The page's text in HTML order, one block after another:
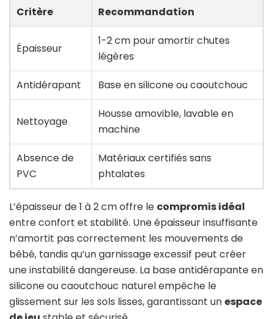
Critère Recommandation
Épaisseur
1-2 cm pour amortir chutes
légères
Antidérapant Base en silicone ou caoutchouc
Nettoyage
Housse amovible, lavable en
machine
Absence de
PVC
Matériaux certifiés sans
phtalates
L’épaisseur de 1 à 2 cm offre le compromis idéal
entre confort et stabilité. Une épaisseur insuffisante
n’amortit pas correctement les mouvements de
bébé, tandis qu’un garnissage excessif peut créer
une instabilité dangereuse. La base antidérapante en
silicone ou caoutchouc naturel empêche le
glissement sur les sols lisses, garantissant un espace